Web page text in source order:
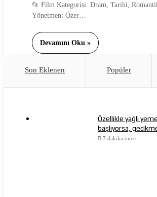
📂 Film Kategorisi: Dram, Tarihi,
Yönetmen: Özer…
Devamını Oku »
Son Eklenen Popüler
Özellikle yağlı
başlıyorsa,
7 dakika önce